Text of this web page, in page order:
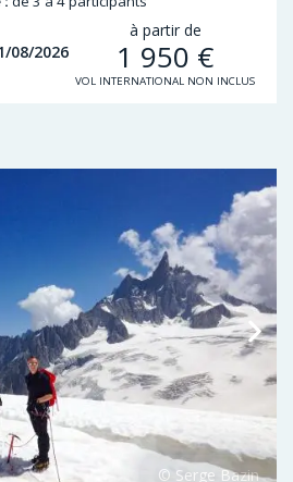
08/2026
à partir de
1 950 €
VOL INTERNATIONAL NON INCLUS